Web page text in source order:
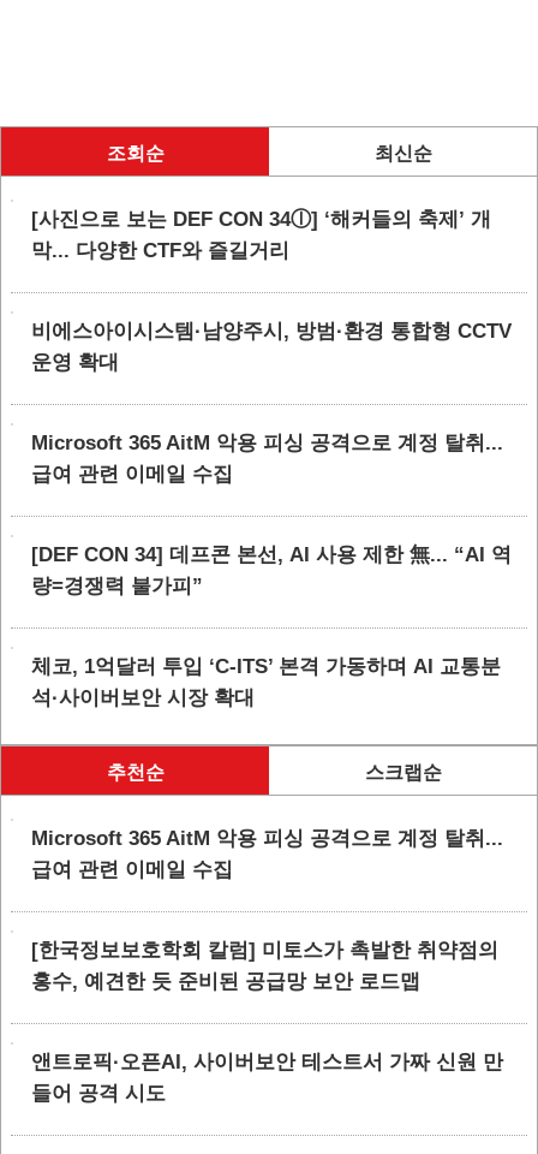
조회순 최신순
[사진으로 보는 DEF CON 34ⓛ] ‘해커들의 축제’ 개
막... 다양한 CTF와 즐길거리
비에스아이시스템·남양주시, 방범·환경 통합형 CCTV
운영 확대
Microsoft 365 AitM 악용 피싱 공격으로 계정 탈취...
급여 관련 이메일 수집
[DEF CON 34] 데프콘 본선, AI 사용 제한 無... “AI 역
량=경쟁력 불가피”
체코, 1억달러 투입 ‘C-ITS’ 본격 가동하며 AI 교통분
석·사이버보안 시장 확대
추천순 스크랩순
Microsoft 365 AitM 악용 피싱 공격으로 계정 탈취...
급여 관련 이메일 수집
[한국정보보호학회 칼럼] 미토스가 촉발한 취약점의
홍수, 예견한 듯 준비된 공급망 보안 로드맵
앤트로픽·오픈AI, 사이버보안 테스트서 가짜 신원 만
들어 공격 시도